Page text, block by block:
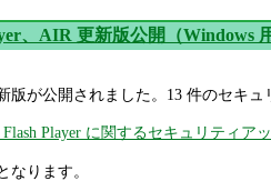
、AIR 更新版公開（Windows
版が公開されました。13 件のセキュ
Flash Player に関するセキュリティア
なります。